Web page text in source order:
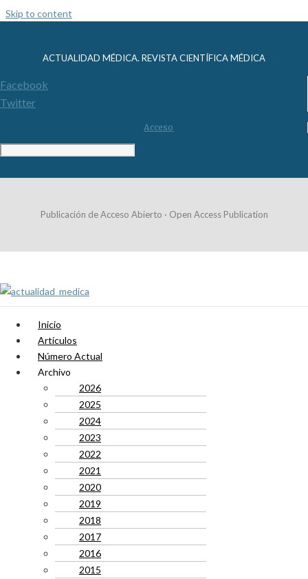
Skip to content
ACTUALIDAD MÉDICA. REVISTA CIENTÍFICA MÉDICA
Facebook
Twitter
Acceso
Publicación de Acceso Abierto · Open Access Publication
Inicio
Artículos
Número Actual
Archivo
2026
2025
2024
2023
2022
2021
2020
2019
2018
2017
2016
2015